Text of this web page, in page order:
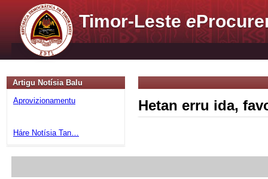
Timor-Lestee
Artigu Notísia Balu
Aprovizionamentu
Háre Notísia Tan…
Hetan erru ida,